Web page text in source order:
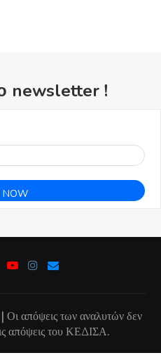
newsletter !
απόψεις των αναλυτών δεν
απόψεις του ΚΕΔΙΣΑ.